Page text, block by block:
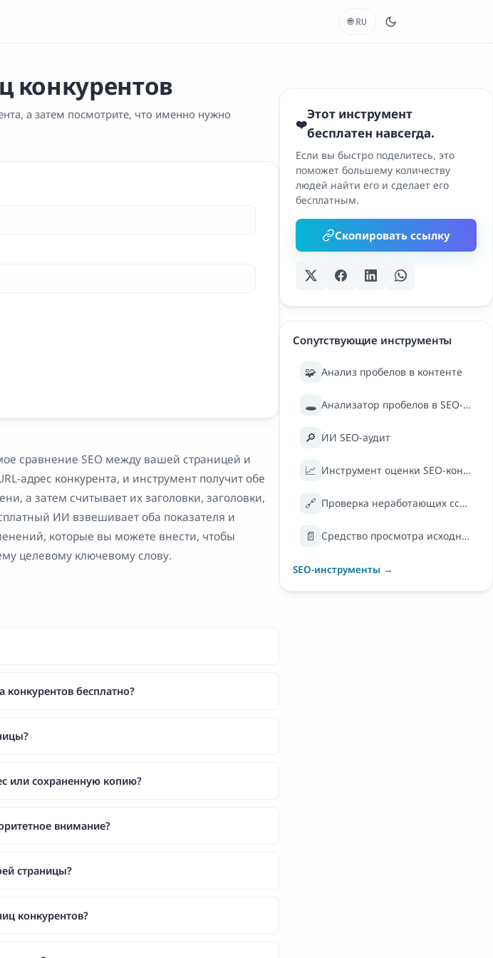
🌐 RU
конкурентов
а затем посмотрите, что именно нужно
сравнение SEO между вашей страницей и
адрес конкурента, и инструмент получит обе
а затем считывает их заголовки, заголовки,
ИИ взвешивает оба показателя и
которые вы можете внести, чтобы
целевому ключевому слову.
конкурентов бесплатно?
или сохраненную копию?
внимание?
страницы?
конкурентов?
❤️
Этот инструмент
бесплатен навсегда.
Если вы быстро поделитесь, это
поможет большему количеству
людей найти его и сделает его
бесплатным.
Скопировать ссылку
Сопутствующие инструменты
🧩 Анализ пробелов в контенте
🕳️ Анализатор пробелов в SEO-контенте
🔎 ИИ SEO-аудит
📈 Инструмент оценки SEO-контента на странице
🔗 Проверка неработающих ссылок
📄 Средство просмотра исходного кода
SEO-инструменты →